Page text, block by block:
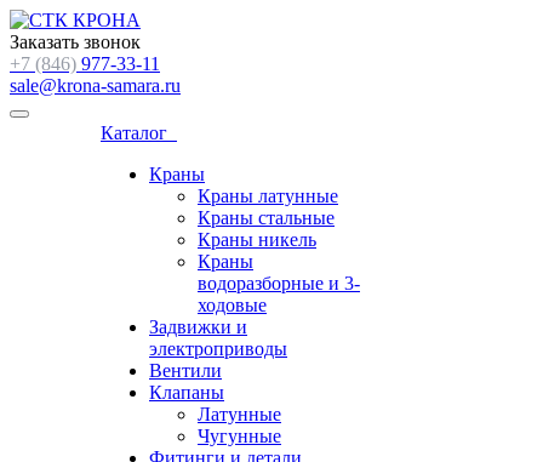
Заказать звонок
+7 (846) 977-33-11
sale@krona-samara.ru
Каталог
Краны
Краны латунные
Краны стальные
Краны никель
Краны
водоразборные и 3-
ходовые
Задвижки и
электроприводы
Вентили
Клапаны
Латунные
Чугунные
Фитинги и детали